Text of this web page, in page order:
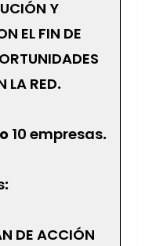
Y
EL FIN DE
LA RED.
10 empresas.
:
DE ACCIÓN